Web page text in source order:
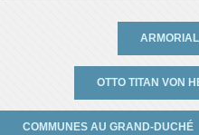
OTTO TITAN VON
COMMUNES AU GRAND-DUCHÉ